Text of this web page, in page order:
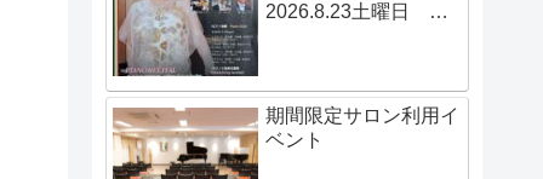
2026.8.23土曜日
期間限定サロン利用イ
ベント